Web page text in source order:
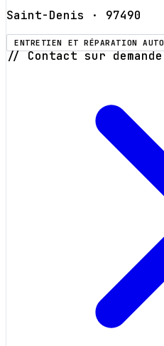
Saint-Denis · 97490
ENTRETIEN ET RÉPARATION AUTO
// Contact sur demande